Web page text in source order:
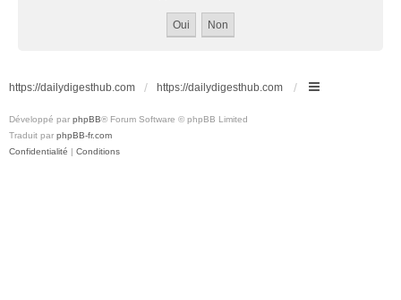
https://dailydigesthub.com https://dailydigesthub.com
Développé par phpBB® Forum Software © phpBB Limited
Traduit par phpBB-fr.com
Confidentialité | Conditions